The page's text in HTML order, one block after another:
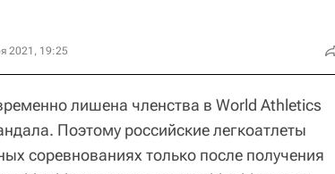
2021, 19:25
лишена членства в World Athletics
Поэтому российские легкоатлеты
соревнованиях только после получения